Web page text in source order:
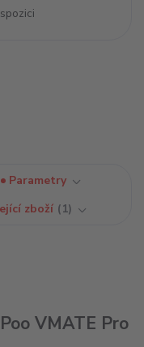
Parametry
zboží 1
VMATE Pro